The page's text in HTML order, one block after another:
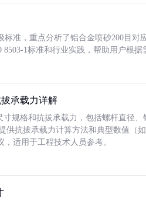
准，重点分析了铝合金喷砂200目对
1标准和行业实践，帮助用户根据
承载力详解
寸规格和抗拔承载力，包括螺杆直径
供抗拔承载力计算方法和典型数值（
适用于工程技术人员参考。